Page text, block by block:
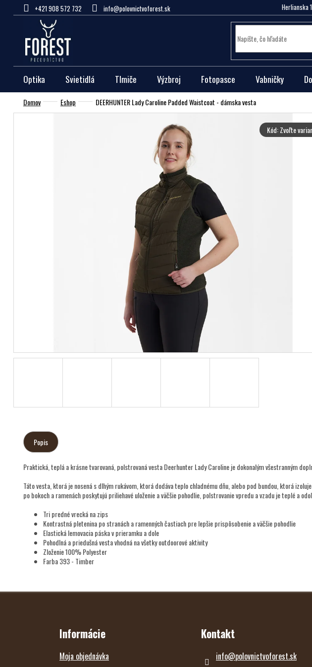
+421 908 572 732 info@polovnictvoforest.sk Herlianska
Optika Svietidlá Tlmiče Výzbroj Fotopasce Vabničky
Domov Eshop DEERHUNTER Lady Caroline Padded Waistcoat - dámska vesta
Kód:Zvoľte
Popis
Praktická, teplá a krásne tvarovaná, polstrovaná vesta Deerhunter Lady Caroline je dokonalým všestranným
Táto vesta, ktorá je nosená s dlhým rukávom, ktorá dodáva teplo chladnému dňu, alebo pod bundou, ktorá
po bokoch a ramenách poskytujú priliehavé uloženie a väčšie pohodlie, polstrovanie vpredu a vzadu je teplé a
Tri predné vrecká na zips
Kontrastná pletenina po stranách a ramenných častiach pre lepšie prispôsobenie a väčšie pohodlie
Elastická lemovacia páska v prieramku a dole
Pohodlná a priedušná vesta vhodná na všetky outdoorové aktivity
Zloženie 100% Polyester
Farba 393 - Timber
Z
Informácie
Moja objednávka
Kontakt
info@polovnictvoforest.sk